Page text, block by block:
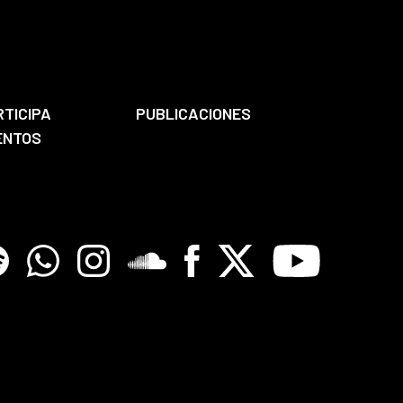
PUBLICACIONES
WhatsappInstagramSoundcloreFacebook
X Youtube